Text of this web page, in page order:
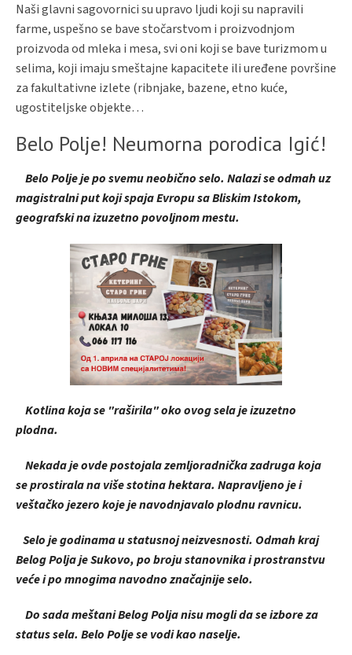
Naši glavni sagovornici su upravo ljudi koji su napravili
farme, uspešno se bave stočarstvom i proizvodnjom
proizvoda od mleka i mesa, svi oni koji se bave turizmom u
selima, koji imaju smeštajne kapacitete ili uređene površine
za fakultativne izlete (ribnjake, bazene, etno kuće,
ugostiteljske objekte…
Belo Polje! Neumorna porodica Igić!
Belo Polje je po svemu neobično selo. Nalazi se odmah uz
magistralni put koji spaja Evropu sa Bliskim Istokom,
geografski na izuzetno povoljnom mestu.
Kotlina koja se "raširila" oko ovog sela je izuzetno
plodna.
Nekada je ovde postojala zemljoradnička zadruga koja
se prostirala na više stotina hektara. Napravljeno je i
veštačko jezero koje je navodnjavalo plodnu ravnicu.
Selo je godinama u statusnoj neizvesnosti. Odmah kraj
Belog Polja je Sukovo, po broju stanovnika i prostranstvu
veće i po mnogima navodno značajnije selo.
Do sada meštani Belog Polja nisu mogli da se izbore za
status sela. Belo Polje se vodi kao naselje.